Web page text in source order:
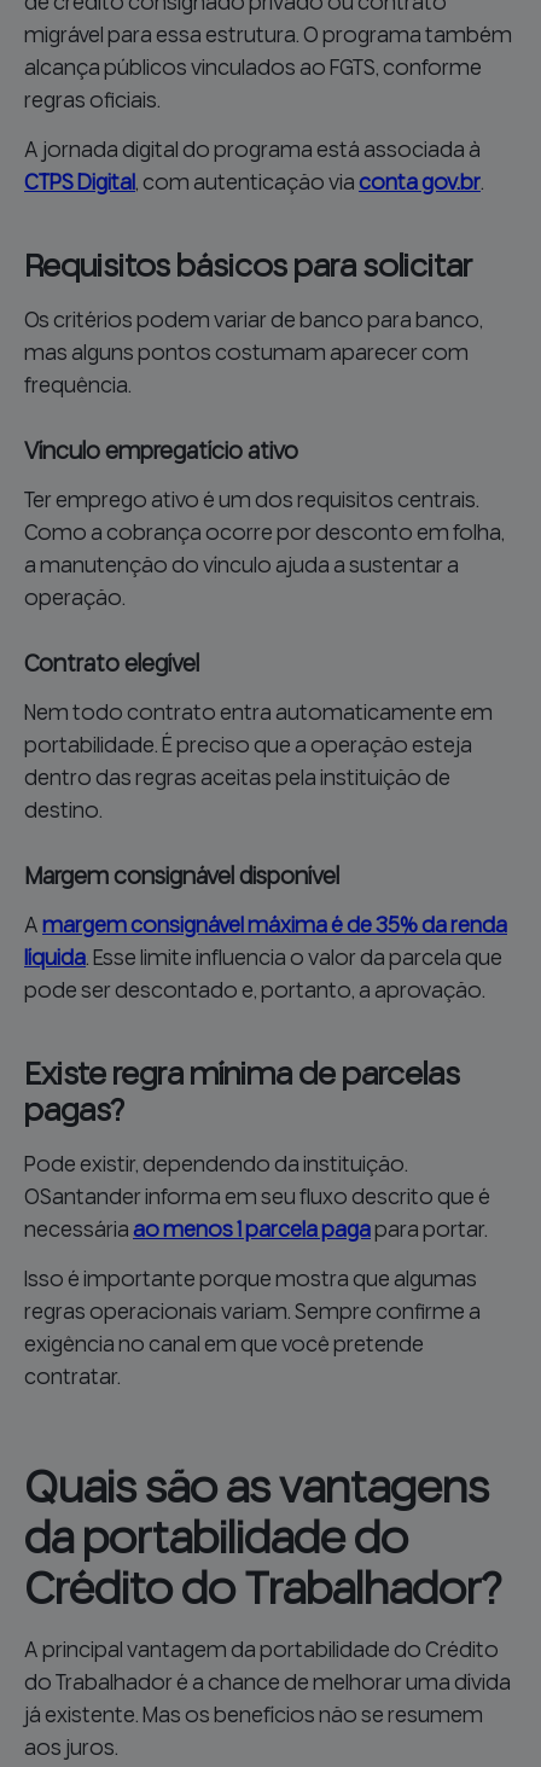
migrável para essa estrutura. O programa também
alcança públicos vinculados ao FGTS, conforme
regras oficiais.
A jornada digital do programa está associada à
CTPS Digital, com autenticação viaconta gov.br.
Requisitos básicos para solicitar
Os critérios podem variar de banco para banco,
mas alguns pontos costumam aparecer com
frequência.
Vínculo empregatício ativo
Ter emprego ativo é um dos requisitos centrais.
Como a cobrança ocorre por desconto em folha,
a manutenção do vínculo ajuda a sustentar a
operação.
Contrato elegível
Nem todo contrato entra automaticamente em
portabilidade. É preciso que a operação esteja
dentro das regras aceitas pela instituição de
destino.
Margem consignável disponível
Amargem consignável máxima é de 35% da renda
líquida. Esse limite influencia o valor da parcela que
pode ser descontado e, portanto, a aprovação.
Existe regra mínima de parcelas
pagas?
Pode existir, dependendo da instituição.
OSantander informa em seu fluxo descrito que é
necessáriaao menos 1 parcela pagapara portar.
Isso é importante porque mostra que algumas
regras operacionais variam. Sempre confirme a
exigência no canal em que você pretende
contratar.
Quais são as vantagens
da portabilidade do
Crédito do Trabalhador?
A principal vantagem da portabilidade do Crédito
do Trabalhador é a chance de melhorar uma dívida
já existente. Mas os benefícios não se resumem
aos juros.